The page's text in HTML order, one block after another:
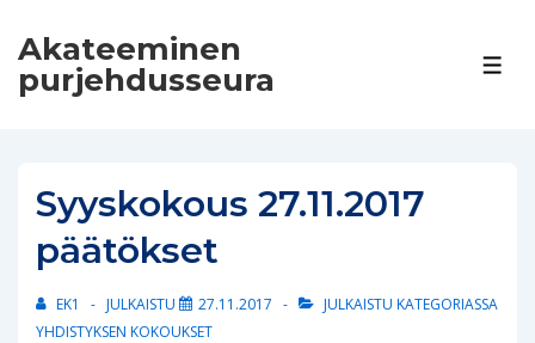
Siirry
pääsisältöön
Akateeminen
purjehdusseura
Syyskokous 27.11.2017
päätökset
EK1 JULKAISTU 27.11.2017
JULKAISTU KATEGORIASSA
YHDISTYKSEN KOKOUKSET